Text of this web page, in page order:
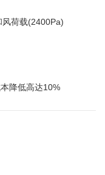
荷载(2400Pa)
降低高达10%